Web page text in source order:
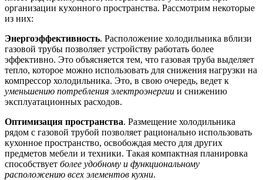
организации кухонного пространства. Рассмотрим некоторые
из них:
Энергоэффективность. Расположение холодильника вблизи
газовой трубы позволяет устройству работать более
эффективно. Это объясняется тем, что газовая труба выделяет
тепло, которое можно использовать для снижения нагрузки на
компрессор холодильника. Это, в свою очередь, ведет к
уменьшению потребления электроэнергии и снижению
эксплуатационных расходов.
Оптимизация пространства. Размещение холодильника
рядом с газовой трубой позволяет рационально использовать
кухонное пространство, освобождая место для других
предметов мебели и техники. Такая компактная планировка
способствует более удобному и функциональному
расположению всех элементов кухни.